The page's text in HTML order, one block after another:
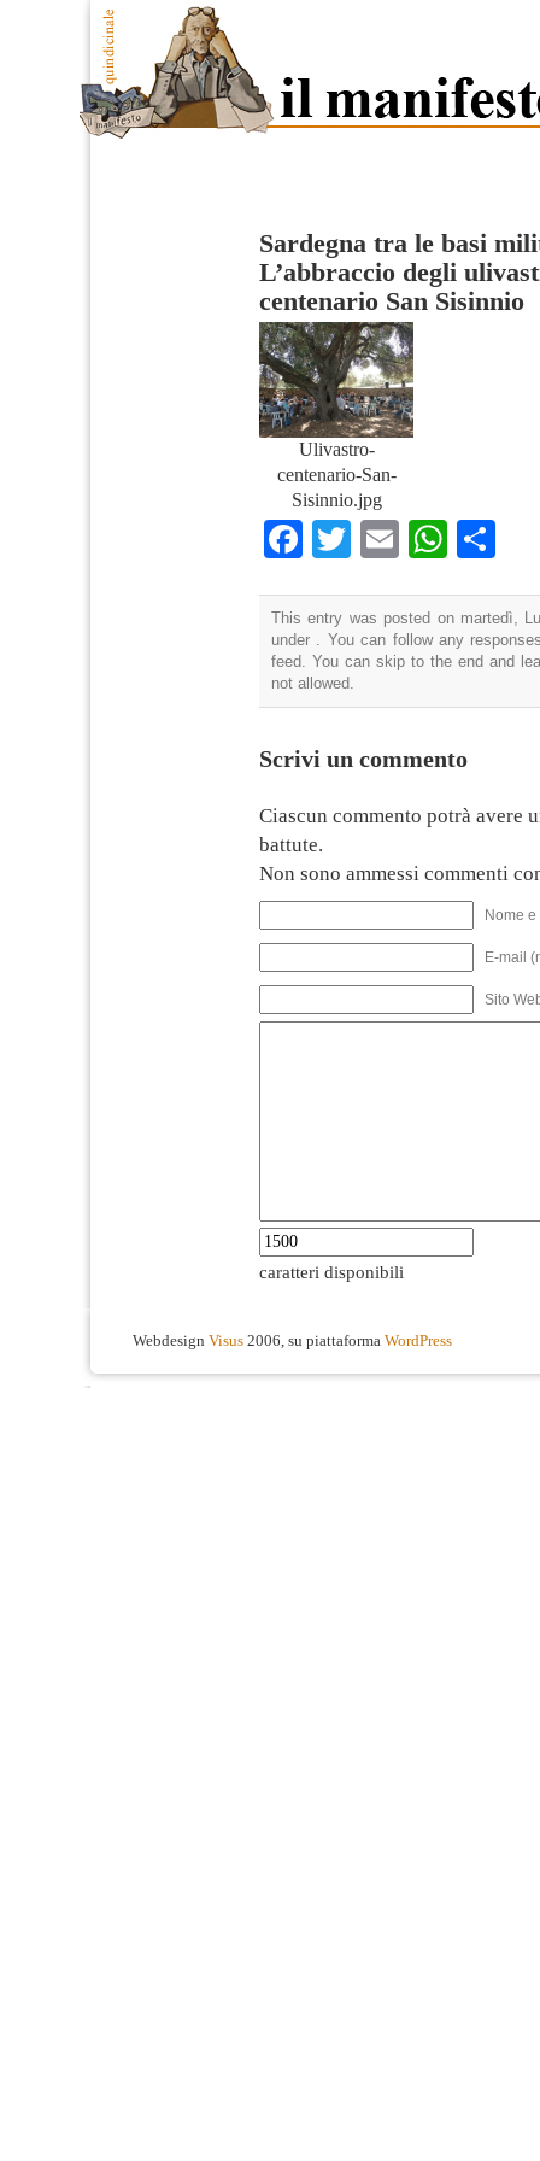
Sardegna tra le basi
L’abbraccio degli
centenario San Sisinnio
Ulivastro-
centenario-San-
Sisinnio.jpg
Facebook
TwitterEmail
This entry was posted on martedì,
under . You can follow any
feed. You can skip to the end and
not allowed.
Scrivi un commento
Ciascun commento potrà avere
battute.
Non sono ammessi commenti
Nome
E-mail
Sito
caratteri disponibili
Webdesign Visus 2006, su piattaforma WordPress